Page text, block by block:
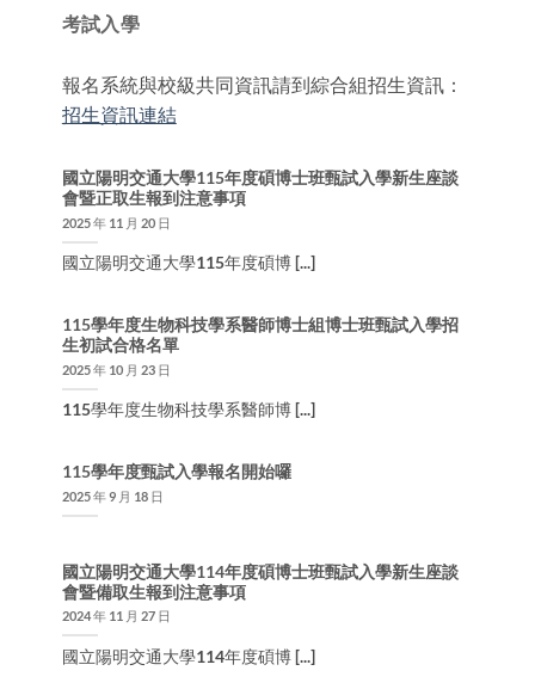
考試入學
報名系統與校級共同資訊請到綜合組招生資訊：
招生資訊連結
國立陽明交通大學115年度碩博士班甄試入學新生座談
會暨正取生報到注意事項
2025 年 11 月 20 日
國立陽明交通大學115年度碩博 [...]
115學年度生物科技學系醫師博士組博士班甄試入學招
生初試合格名單
2025 年 10 月 23 日
115學年度生物科技學系醫師博 [...]
115學年度甄試入學報名開始囉
2025 年 9 月 18 日
國立陽明交通大學114年度碩博士班甄試入學新生座談
會暨備取生報到注意事項
2024 年 11 月 27 日
國立陽明交通大學114年度碩博 [...]